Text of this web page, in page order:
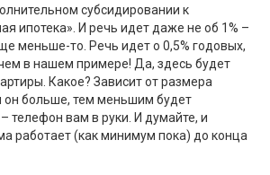
субсидировании к
ипотека». И речь идет даже не об 1% –
меньше-то. Речь идет о 0,5% годовых,
в нашем примере! Да, здесь будет
Какое? Зависит от размера
он больше, тем меньшим будет
телефон вам в руки. И думайте, и
работает (как минимум пока) до конца